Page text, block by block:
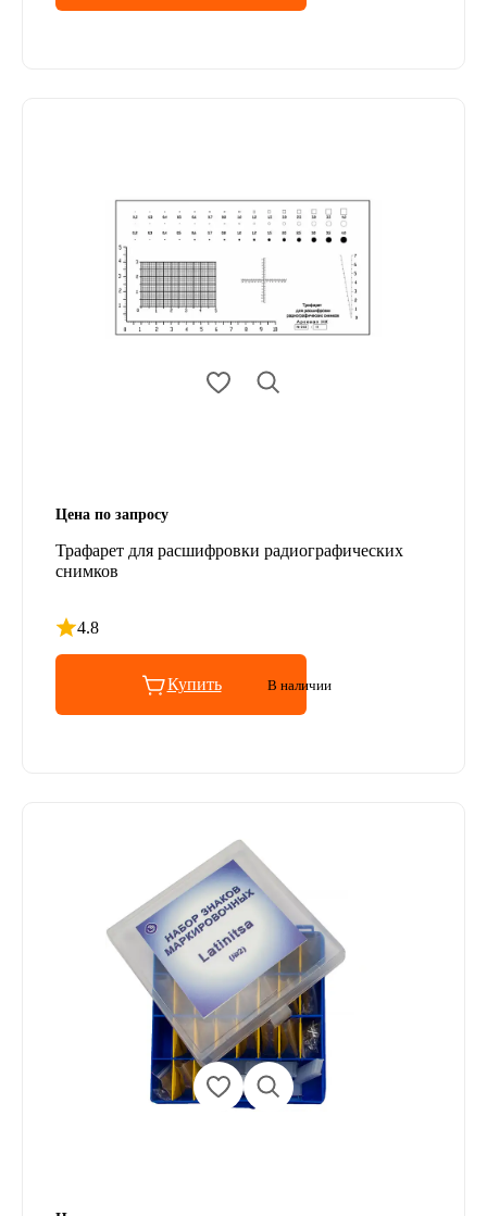
Цена по запросу
Трафарет для расшифровки радиографических
снимков
4.8
Рейтинг 4.8 из 5
Купить В наличии